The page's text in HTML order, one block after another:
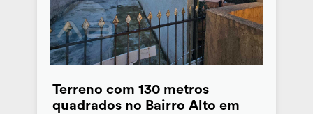
Terreno com 130 metros
quadrados no Bairro Alto em